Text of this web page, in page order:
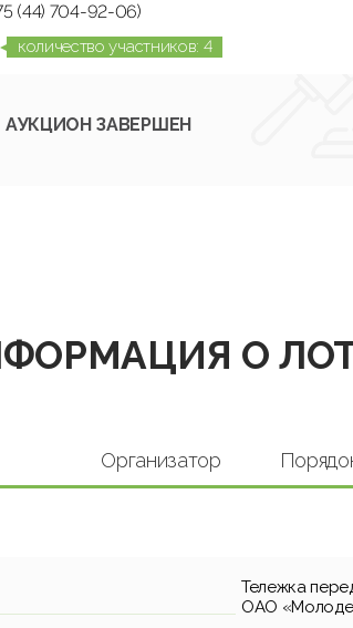
(44) 704-92-06)
количество участников: 4
АУКЦИОН ЗАВЕРШЕН
О
Организатор
Тележка
ОАО